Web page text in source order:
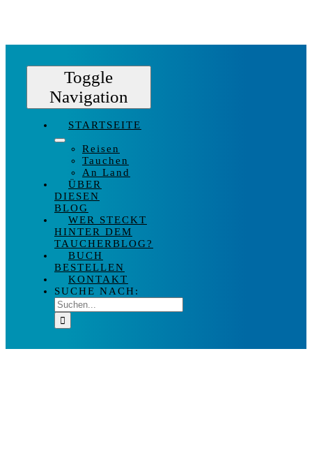
Toggle
Navigation
STARTSEITE
Reisen
Tauchen
An Land
ÜBER
DIESEN
BLOG
WER STECKT
HINTER DEM
TAUCHERBLOG?
BUCH
BESTELLEN
KONTAKT
SUCHE NACH: